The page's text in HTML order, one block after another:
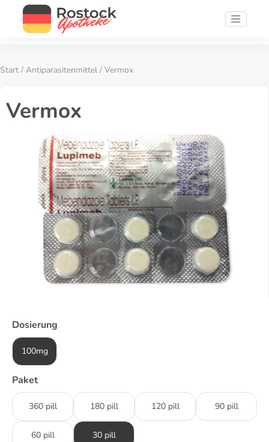
Start / Antiparasitenmittel / Vermox
Vermox
Dosierung
100mg
Paket
360 pill 180 pill 120 pill 90 pill
60 pill 30 pill